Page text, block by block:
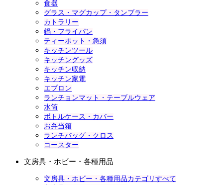
食器
グラス・マグカップ・タンブラー
カトラリー
鍋・フライパン
ティーポット・急須
キッチンツール
キッチングッズ
キッチン収納
キッチン家電
エプロン
ランチョンマット・テーブルウェア
水筒
ボトルケース・カバー
お弁当箱
ランチバッグ・クロス
コースター
文房具・ホビー・各種用品
文房具・ホビー・各種用品カテゴリすべて